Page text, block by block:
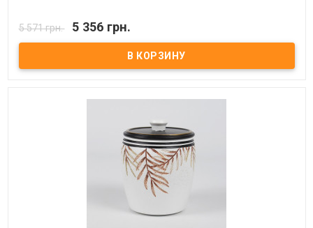
Комплект в ванную Irya (5 предметов) Комплектация: - дозатор
для мыла - мыльница - щетка для унитаза - стакан для зубных
щеток - ведро для туалета Состав: полирезин (устойчив к
падению) Производитель: Irya (Турция).
5 571 грн. 5 356 грн.